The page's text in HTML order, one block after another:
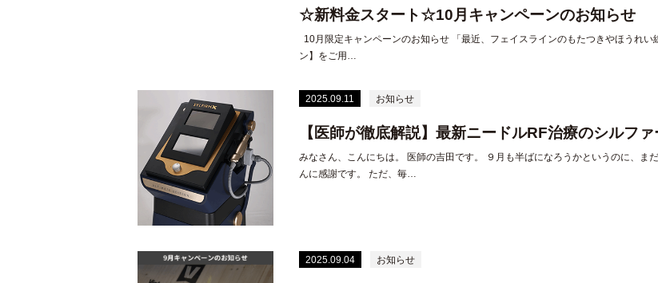
☆新料金スタート☆10月キャンペーンのお知らせ
10月限定キャンペーンのお知らせ 「最近、フェイスラインのもたつきやほうれ
ン】をご用…
2025.09.11 お知らせ
【医師が徹底解説】最新ニードルRF治療のシルファ
みなさん、こんにちは。 医師の吉田です。 ９月も半ばになろうかというのに、ま
んに感謝です。 ただ、毎…
2025.09.04 お知らせ